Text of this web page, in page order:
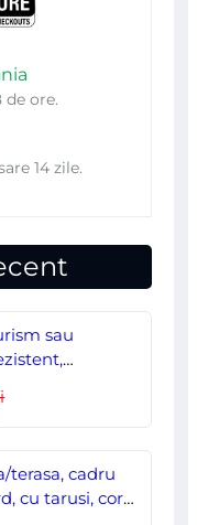
ore.
14 zile.
sau
Prețul
a
fost:
Prețul
este:
178,00 lei.
terasa, cadru
cu tarusi, corzi